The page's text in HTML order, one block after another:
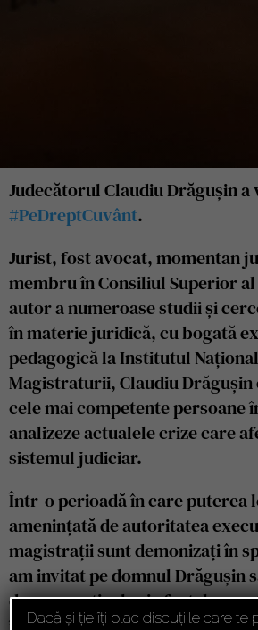
Judecătorul Claudiu Drăgușin a
#PeDreptCuvânt.
Jurist, fost avocat, momentan
membru în Consiliul Superior
autor a numeroase studii și
în materie juridică, cu bogată
pedagogică la Institutul
Magistraturii, Claudiu Drăgușin
cele mai competente persoane
analizeze actualele crize care
sistemul judiciar.
Într-o perioadă în care puterea
amenințată de autoritatea
magistrații sunt demonizați în
am invitat pe domnul Drăgușin
despre motivele și efectele
Dacă și ție îți plac discuțiile care te